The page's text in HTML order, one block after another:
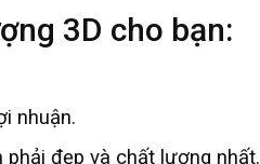
3D cho bạn:
nhuận.
đẹp và chất lượng nhất.